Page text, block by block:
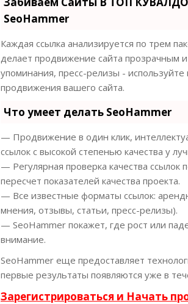
SeoHammer
Каждая ссылка анализируется по трем
делает продвижение сайта прозрачным
упоминания, пресс-релизы -
продвижения вашего сайта.
Что умеет делать SeoHammer
— Продвижение в один клик,
ссылок с высокой степенью качества у
— Регулярная проверка качества
пересчет показателей качества проекта.
— Все известные форматы ссылок:
мнения, отзывы, статьи, пресс-релизы).
— SeoHammer покажет, где рост или
внимание.
SeoHammer еще предоставляет
первые результаты появляются уже в
Зарегистрироваться и Начать